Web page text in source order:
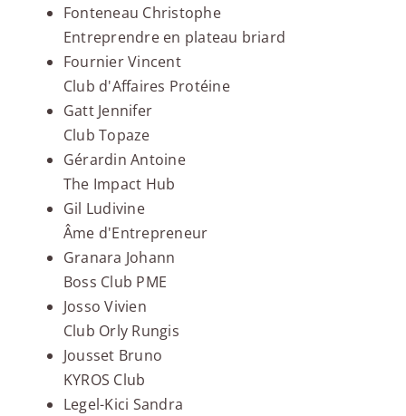
Fonteneau Christophe
Entreprendre en plateau briard
Fournier Vincent
Club d'Affaires Protéine
Gatt Jennifer
Club Topaze
Gérardin Antoine
The Impact Hub
Gil Ludivine
Âme d'Entrepreneur
Granara Johann
Boss Club PME
Josso Vivien
Club Orly Rungis
Jousset Bruno
KYROS Club
Legel-Kici Sandra